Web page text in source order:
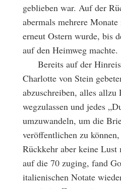
geblieben war. Auf der
abermals mehrere
erneut Ostern wurde, bis
auf den Heimweg machte.
Bereits auf der
Charlotte von Stein
abzuschreiben, alles allzu
wegzulassen und jedes
umzuwandeln, um die
veröffentlichen zu
Rückkehr aber keine Lust
auf die 70 zuging, fand
italienischen Notate